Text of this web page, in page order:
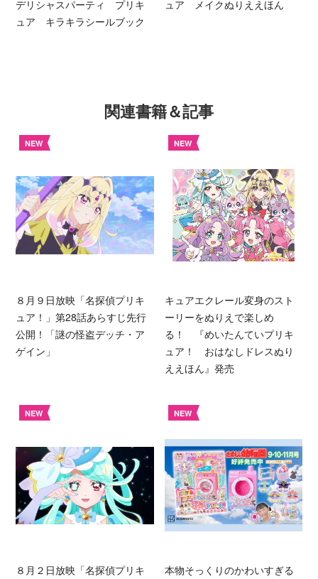
デリシャスパーティ プリキ
ュア キラキラシールブック
ュア メイクぬりええほん
関連書籍＆記事
NEW
８月９日放映「名探偵プリキ
ュア！」第28話あらすじ先行
公開！「謎の怪盗デッチ・ア
ゲイン」
NEW
キュアエクレール変身のスト
ーリーをぬりえで楽しめ
る！ 『めいたんていプリキ
ュア！ おはなしドレスぬり
ええほん』発売
NEW
８月２日放映「名探偵プリキ
NEW
本物そっくりのかわいすぎる